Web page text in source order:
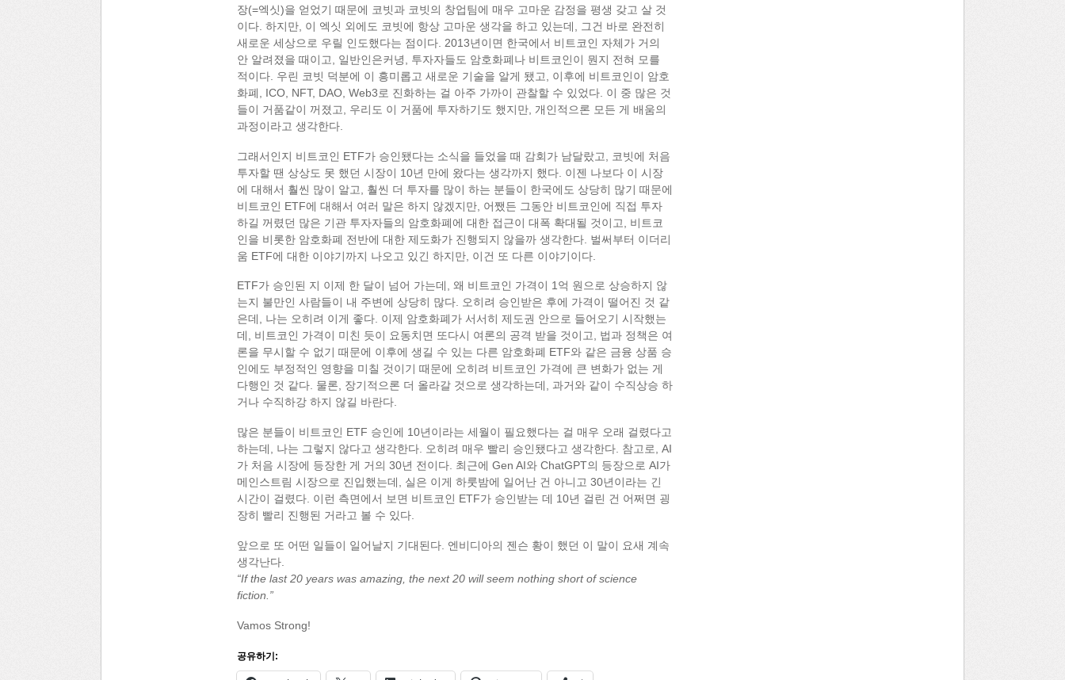
장(=엑싯)을 얻었기 때문에 코빗과 코빗의 창업팀에 매우 고마운 감정을 평생 갖고 살 것
이다. 하지만, 이 엑싯 외에도 코빗에 항상 고마운 생각을 하고 있는데, 그건 바로 완전히
새로운 세상으로 우릴 인도했다는 점이다. 2013년이면 한국에서 비트코인 자체가 거의
안 알려졌을 때이고, 일반인은커녕, 투자자들도 암호화폐나 비트코인이 뭔지 전혀 모를
적이다. 우린 코빗 덕분에 이 흥미롭고 새로운 기술을 알게 됐고, 이후에 비트코인이 암호
화폐, ICO, NFT, DAO, Web3로 진화하는 걸 아주 가까이 관찰할 수 있었다. 이 중 많은 것
들이 거품같이 꺼졌고, 우리도 이 거품에 투자하기도 했지만, 개인적으론 모든 게 배움의
과정이라고 생각한다.
그래서인지 비트코인 ETF가 승인됐다는 소식을 들었을 때 감회가 남달랐고, 코빗에 처음
투자할 땐 상상도 못 했던 시장이 10년 만에 왔다는 생각까지 했다. 이젠 나보다 이 시장
에 대해서 훨씬 많이 알고, 훨씬 더 투자를 많이 하는 분들이 한국에도 상당히 많기 때문에
비트코인 ETF에 대해서 여러 말은 하지 않겠지만, 어쨌든 그동안 비트코인에 직접 투자
하길 꺼렸던 많은 기관 투자자들의 암호화폐에 대한 접근이 대폭 확대될 것이고, 비트코
인을 비롯한 암호화폐 전반에 대한 제도화가 진행되지 않을까 생각한다. 벌써부터 이더리
움 ETF에 대한 이야기까지 나오고 있긴 하지만, 이건 또 다른 이야기이다.
ETF가 승인된 지 이제 한 달이 넘어 가는데, 왜 비트코인 가격이 1억 원으로 상승하지 않
는지 불만인 사람들이 내 주변에 상당히 많다. 오히려 승인받은 후에 가격이 떨어진 것 같
은데, 나는 오히려 이게 좋다. 이제 암호화폐가 서서히 제도권 안으로 들어오기 시작했는
데, 비트코인 가격이 미친 듯이 요동치면 또다시 여론의 공격 받을 것이고, 법과 정책은 여
론을 무시할 수 없기 때문에 이후에 생길 수 있는 다른 암호화폐 ETF와 같은 금융 상품 승
인에도 부정적인 영향을 미칠 것이기 때문에 오히려 비트코인 가격에 큰 변화가 없는 게
다행인 것 같다. 물론, 장기적으론 더 올라갈 것으로 생각하는데, 과거와 같이 수직상승 하
거나 수직하강 하지 않길 바란다.
많은 분들이 비트코인 ETF 승인에 10년이라는 세월이 필요했다는 걸 매우 오래 걸렸다고
하는데, 나는 그렇지 않다고 생각한다. 오히려 매우 빨리 승인됐다고 생각한다. 참고로, AI
가 처음 시장에 등장한 게 거의 30년 전이다. 최근에 Gen AI와 ChatGPT의 등장으로 AI가
메인스트림 시장으로 진입했는데, 실은 이게 하룻밤에 일어난 건 아니고 30년이라는 긴
시간이 걸렸다. 이런 측면에서 보면 비트코인 ETF가 승인받는 데 10년 걸린 건 어쩌면 굉
장히 빨리 진행된 거라고 볼 수 있다.
앞으로 또 어떤 일들이 일어날지 기대된다. 엔비디아의 젠슨 황이 했던 이 말이 요새 계속
생각난다.
“If the last 20 years was amazing, the next 20 will seem nothing short of science
fiction.”
Vamos Strong!
공유하기: